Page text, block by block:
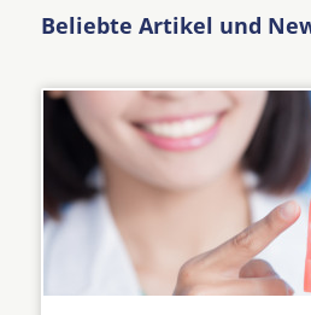
Beliebte Artikel und